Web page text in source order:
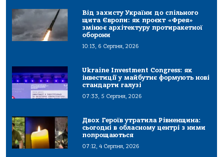
Від захисту України до спільного
щита Європи: як проєкт «Фрея»
змінює архітектуру протиракетної
оборони
10:13, 6 Серпня, 2026
Ukraine Investment Congress: як
інвестиції у майбутнє формують нові
стандарти галузі
07:33, 5 Серпня, 2026
Двох Героїв утратила Рівненщина:
сьогодні в обласному центрі з ними
попрощаються
07:12, 4 Серпня, 2026